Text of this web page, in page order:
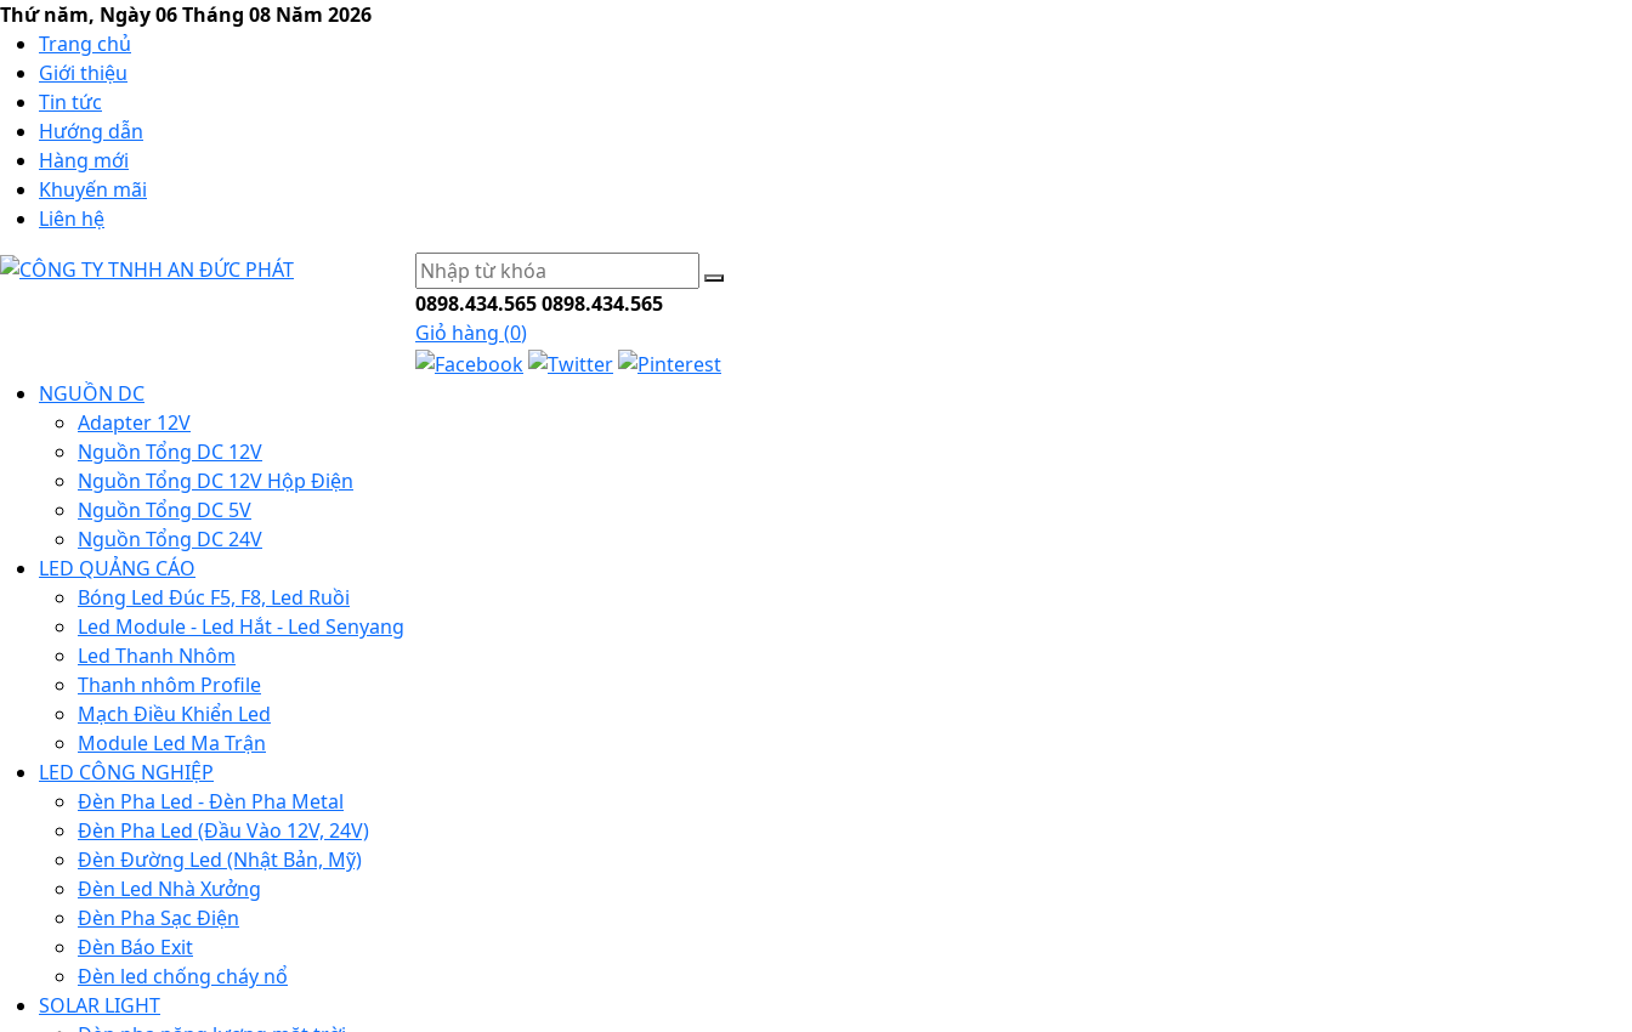
Thứ năm, Ngày 06 Tháng 08 Năm 2026
Trang chủ
Giới thiệu
Tin tức
Hướng dẫn
Hàng mới
Khuyến mãi
Liên hệ
0898.434.5650898.434.565
Giỏ hàng (0)
NGUỒN DC
Adapter 12V
Nguồn Tổng DC 12V
Nguồn Tổng DC 12V Hộp Điện
Nguồn Tổng DC 5V
Nguồn Tổng DC 24V
LED QUẢNG CÁO
Bóng Led Đúc F5, F8, Led Ruồi
Led Module - Led Hắt - Led Senyang
Led Thanh Nhôm
Thanh nhôm Profile
Mạch Điều Khiển Led
Module Led Ma Trận
LED CÔNG NGHIỆP
Đèn Pha Led - Đèn Pha Metal
Đèn Pha Led (Đầu Vào 12V, 24V)
Đèn Đường Led (Nhật Bản, Mỹ)
Đèn Led Nhà Xưởng
Đèn Pha Sạc Điện
Đèn Báo Exit
Đèn led chống cháy nổ
SOLAR LIGHT